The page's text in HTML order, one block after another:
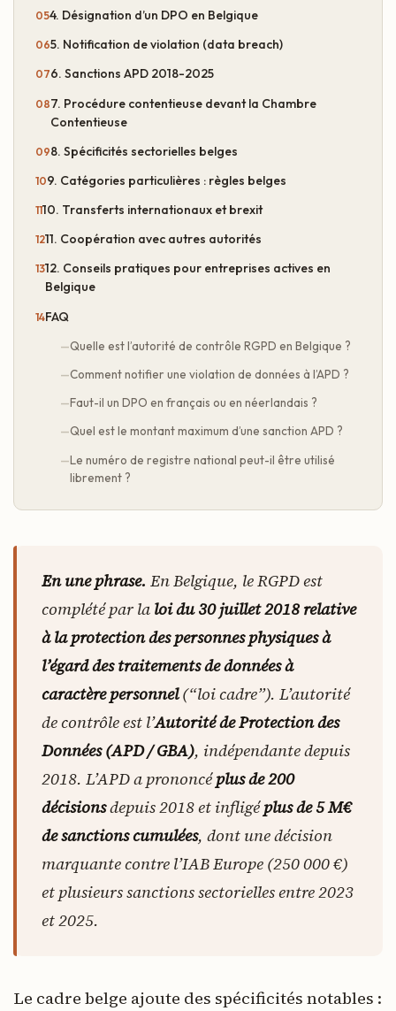
4. Désignation d’un DPO en Belgique
5. Notification de violation (data breach)
6. Sanctions APD 2018-2025
7. Procédure contentieuse devant la Chambre
Contentieuse
8. Spécificités sectorielles belges
9. Catégories particulières : règles belges
10. Transferts internationaux et brexit
11. Coopération avec autres autorités
12. Conseils pratiques pour entreprises actives en
Belgique
FAQ
Quelle est l’autorité de contrôle RGPD en Belgique ?
Comment notifier une violation de données à l’APD ?
Faut-il un DPO en français ou en néerlandais ?
Quel est le montant maximum d’une sanction APD ?
Le numéro de registre national peut-il être utilisé
librement ?
En une phrase. En Belgique, le RGPD est
complété par la loi du 30 juillet 2018 relative
à la protection des personnes physiques à
l’égard des traitements de données à
caractère personnel(“loi cadre”). L’autorité
de contrôle est l’Autorité de Protection des
Données (APD / GBA), indépendante depuis
2018. L’APD a prononcéplus de 200
décisionsdepuis 2018 et infligéplus de 5 M€
de sanctions cumulées, dont une décision
marquante contre l’IAB Europe (250 000 €)
et plusieurs sanctions sectorielles entre 2023
et 2025.
Le cadre belge ajoute des spécificités notables :